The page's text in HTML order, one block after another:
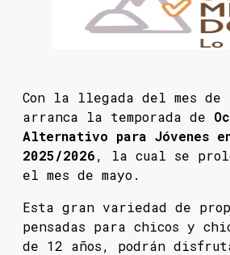
Con la llegada del mes de
arranca la temporada de
Alternativo para Jóvenes
2025/2026, la cual se
el mes de mayo.
Esta gran variedad de
pensadas para chicos y
de 12 años, podrán